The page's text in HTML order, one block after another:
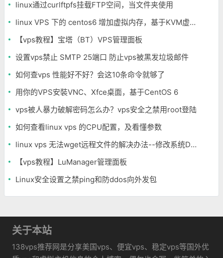
linux通过curlftpfs挂载FTP空间，当文件夹使用
linux VPS 下的 centos6 增加虚拟内存，基于KVM虚拟架构
【vps教程】宝塔（BT）VPS管理面板
设置vps禁止 SMTP 25端口 防止vps被黑发垃圾邮件
如何查vps 性能好不好？会这10条命令就够了
用你的VPS安裝VNC、Xfce桌面，基于CentOS 6
vps被人暴力破解密码怎么办？vps安全之禁用root登陆
如何查看linux vps 的CPU配置，及看懂参数
linux vps 无法wget远程文件的解决办法--修改系统DNS
【vps教程】LuManager管理面板
Linux安全设置之禁ping和防ddos向外发包
关于本站
138vps推荐网是分享美国vps、便宜vps、稳定vps等国外优